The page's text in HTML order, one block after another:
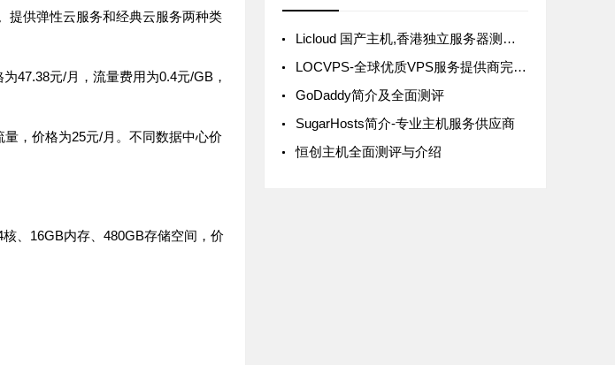
提供弹性云服务和经典云服务两种类
47.38元/月，流量费用为0.4元/GB，
，价格为25元/月。不同数据中心价
、16GB内存、480GB存储空间，价
Licloud 国产主机,香港独立服务器测评与价格解析
LOCVPS-全球优质VPS服务提供商完整测评与介绍
GoDaddy简介及全面测评
SugarHosts简介-专业主机服务供应商
恒创主机全面测评与介绍